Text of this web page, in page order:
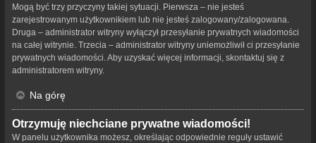
Mogą być trzy przyczyny takiej sytuacji. Pierwsza – nie jesteś
zarejestrowanym użytkownikiem lub nie jesteś zalogowany/zalogowana.
Druga – administrator witryny wyłączył przesyłanie prywatnych wiadomości
na całej witrynie. Trzecia – administrator witryny uniemożliwił ci przesyłanie
prywatnych wiadomości. Aby uzyskać więcej informacji, skontaktuj się z
administratorem witryny.
Na górę
Otrzymuję niechciane prywatne wiadomości!
W panelu użytkownika możesz, określając odpowiednie reguły ustawić